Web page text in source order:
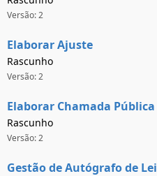
Versão: 2
Elaborar Ajuste
Rascunho
Versão: 2
Elaborar Chamada Pública
Rascunho
Versão: 2
Gestão de Autógrafo de Lei